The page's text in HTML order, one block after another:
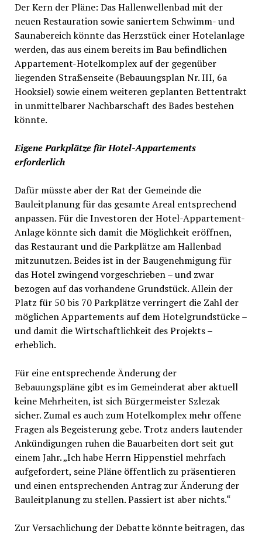
Der Kern der Pläne: Das Hallenwellenbad mit der
neuen Restauration sowie saniertem Schwimm- und
Saunabereich könnte das Herzstück einer Hotelanlage
werden, das aus einem bereits im Bau befindlichen
Appartement-Hotelkomplex auf der gegenüber
liegenden Straßenseite (Bebauungsplan Nr. III, 6a
Hooksiel) sowie einem weiteren geplanten Bettentrakt
in unmittelbarer Nachbarschaft des Bades bestehen
könnte.
Eigene Parkplätze für Hotel-Appartements
erforderlich
Dafür müsste aber der Rat der Gemeinde die
Bauleitplanung für das gesamte Areal entsprechend
anpassen. Für die Investoren der Hotel-Appartement-
Anlage könnte sich damit die Möglichkeit eröffnen,
das Restaurant und die Parkplätze am Hallenbad
mitzunutzen. Beides ist in der Baugenehmigung für
das Hotel zwingend vorgeschrieben – und zwar
bezogen auf das vorhandene Grundstück. Allein der
Platz für 50 bis 70 Parkplätze verringert die Zahl der
möglichen Appartements auf dem Hotelgrundstücke –
und damit die Wirtschaftlichkeit des Projekts –
erheblich.
Für eine entsprechende Änderung der
Bebauungspläne gibt es im Gemeinderat aber aktuell
keine Mehrheiten, ist sich Bürgermeister Szlezak
sicher. Zumal es auch zum Hotelkomplex mehr offene
Fragen als Begeisterung gebe. Trotz anders lautender
Ankündigungen ruhen die Bauarbeiten dort seit gut
einem Jahr. „Ich habe Herrn Hippenstiel mehrfach
aufgefordert, seine Pläne öffentlich zu präsentieren
und einen entsprechenden Antrag zur Änderung der
Bauleitplanung zu stellen. Passiert ist aber nichts.“
Zur Versachlichung der Debatte könnte beitragen, das